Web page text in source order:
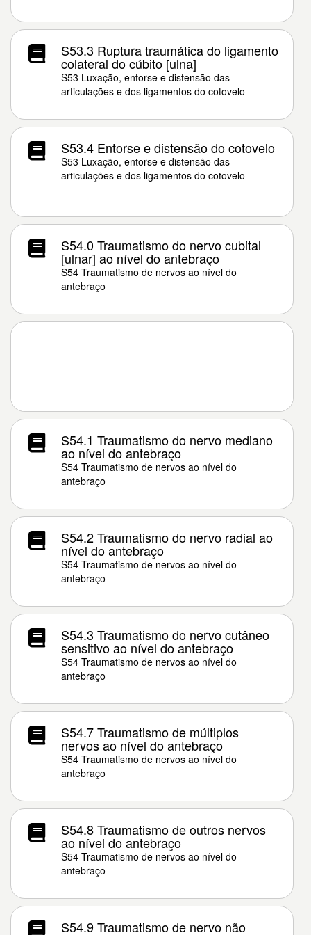
S53.3 Ruptura traumática do ligamento
colateral do cúbito [ulna]
S53 Luxação, entorse e distensão das
articulações e dos ligamentos do cotovelo
S53.4 Entorse e distensão do cotovelo
S53 Luxação, entorse e distensão das
articulações e dos ligamentos do cotovelo
S54.0 Traumatismo do nervo cubital
[ulnar] ao nível do antebraço
S54 Traumatismo de nervos ao nível do
antebraço
S54.1 Traumatismo do nervo mediano
ao nível do antebraço
S54 Traumatismo de nervos ao nível do
antebraço
S54.2 Traumatismo do nervo radial ao
nível do antebraço
S54 Traumatismo de nervos ao nível do
antebraço
S54.3 Traumatismo do nervo cutâneo
sensitivo ao nível do antebraço
S54 Traumatismo de nervos ao nível do
antebraço
S54.7 Traumatismo de múltiplos
nervos ao nível do antebraço
S54 Traumatismo de nervos ao nível do
antebraço
S54.8 Traumatismo de outros nervos
ao nível do antebraço
S54 Traumatismo de nervos ao nível do
antebraço
S54.9 Traumatismo de nervo não